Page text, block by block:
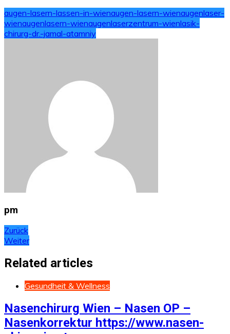
augen-lasern-lassen-in-wienaugen-lasern-wienaugenlaser-
wienaugenlasern-wienaugenlaserzentrum-wienlasik-
chirurg-dr.-jamal-atamniy
pm
Beitragsnavigation
Zurück
Weiter
Related articles
Gesundheit & Wellness
Nasenchirurg Wien – Nasen OP –
Nasenkorrektur https://www.nasen-